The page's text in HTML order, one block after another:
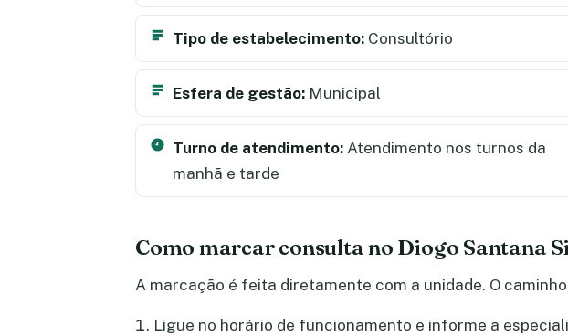
Tipo de estabelecimento: Consultório
Esfera de gestão: Municipal
Turno de atendimento: Atendimento nos turnos da
manhã e tarde
Como marcar consulta no Diogo Santana
A marcação é feita diretamente com a unidade. O
Ligue no horário de funcionamento e informe a